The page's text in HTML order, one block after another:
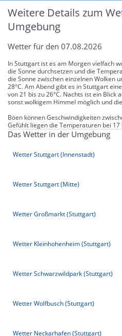
Weitere Details zum
Umgebung
Wetter für den 07.08.2026
In Stuttgart ist es am Morgen vielfach
die Sonne durchsetzen und die
die Sonne zwischen einzelnen Wolken
28°C. Am Abend gibt es in Stuttgart
von 21 bis zu 26°C. Nachts ist ein Blick
sonst wolkigem Himmel möglich und
Böen können Geschwindigkeiten
Gefühlt liegen die Temperaturen bei 17
Das Wetter in der Umgebung
Wetter Stuttgart (Innenstadt)
Wetter Stuttgart (Mitte)
Wetter Großmarkt (Stuttgart)
Wetter Kleinhohenheim (Stuttgart)
Wetter Schwarzwildpark (Stuttgart)
Wetter Wolfbusch (Stuttgart)
Wetter Neckarhafen (Stuttgart)